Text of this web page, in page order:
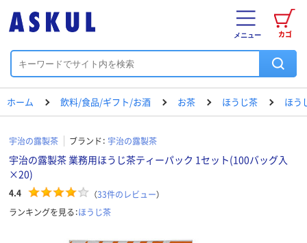
カゴ
メニュー
ホーム 飲料/食品/ギフト/お酒 お茶 ほうじ茶 ほう
宇治の露製茶 ブランド： 宇治の露製茶
宇治の露製茶 業務用ほうじ茶ティーパック 1セット(100バッグ入
×20)
4.4 （33件のレビュー）
ランキングを見る：ほうじ茶